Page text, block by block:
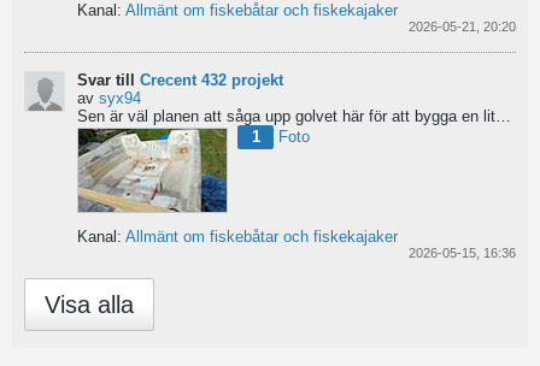
Kanal: Allmänt om fiskebåtar och fiskekajaker
2026-05-21, 20:20
Svar till Crecent 432 projekt
av syx94
Sen är väl planen att såga upp golvet här för att bygga en liten brun för pump och täta resterande del...
1
Foto
Kanal: Allmänt om fiskebåtar och fiskekajaker
2026-05-15, 16:36
Visa alla